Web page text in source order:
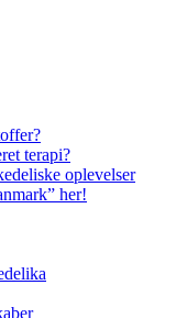
terapi?
oplevelser
her!